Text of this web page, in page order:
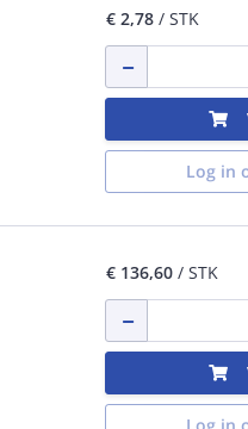
€ 2,78/ STK
Log in
€ 136,60/ STK